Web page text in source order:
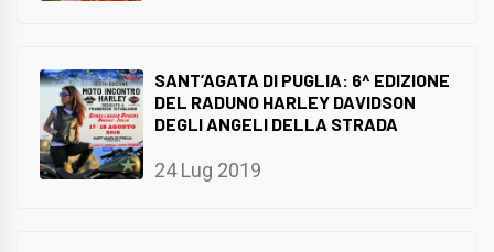
SANT’AGATA DI PUGLIA: 6^ EDIZIONE
DEL RADUNO HARLEY DAVIDSON
DEGLI ANGELI DELLA STRADA
24 Lug 2019